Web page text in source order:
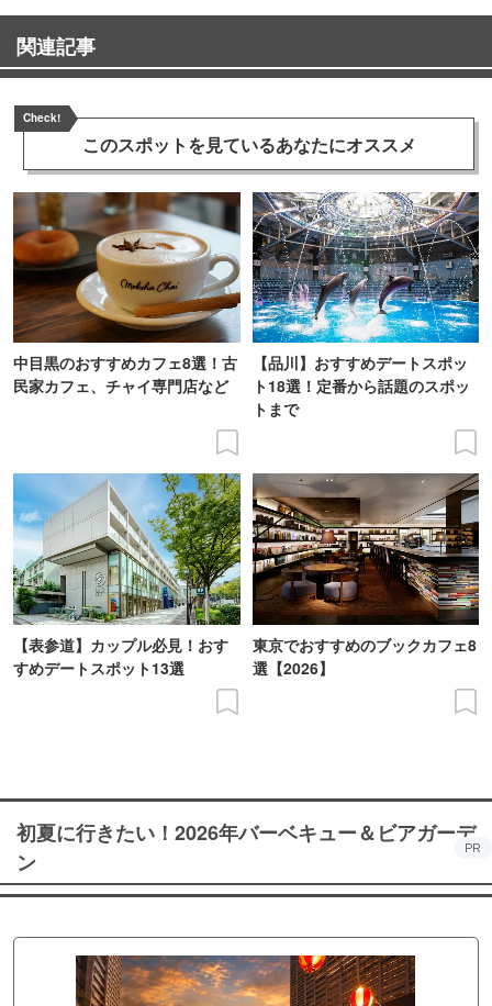
関連記事
Check!
このスポットを見ているあなたにオススメ
中目黒のおすすめカフェ8選！古
民家カフェ、チャイ専門店など
【品川】おすすめデートスポッ
ト18選！定番から話題のスポッ
トまで
【表参道】カップル必見！おす
すめデートスポット13選
東京でおすすめのブックカフェ8
選【2026】
初夏に行きたい！2026年バーベキュー＆ビアガーデ
ン
PR